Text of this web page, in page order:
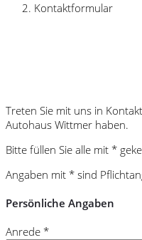
Kontaktformular
Treten Sie mit uns in
Autohaus Wittmer haben.
Bitte füllen Sie alle mit *
Angaben mit * sind
Persönliche Angaben
Anrede *